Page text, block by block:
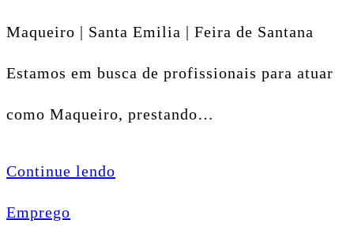
Maqueiro | Santa Emilia | Feira de Santana
Estamos em busca de profissionais para atuar
como Maqueiro, prestando…
Continue lendo
Emprego